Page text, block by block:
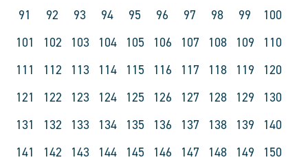
91
92 93 94 95 96 97 98 99
100
101
102 103 104 105 106 107 108 109
110
111
112 113 114 115 116 117 118 119
120
121
122 123 124 125 126 127 128 129
130
131
132 133 134 135 136 137 138 139
140
141
142 143 144 145 146 147 148 149
150